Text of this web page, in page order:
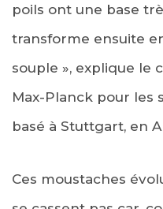
poils ont une base
transforme ensuite
souple », explique le
Max-Planck pour les
basé à Stuttgart, en
Ces moustaches